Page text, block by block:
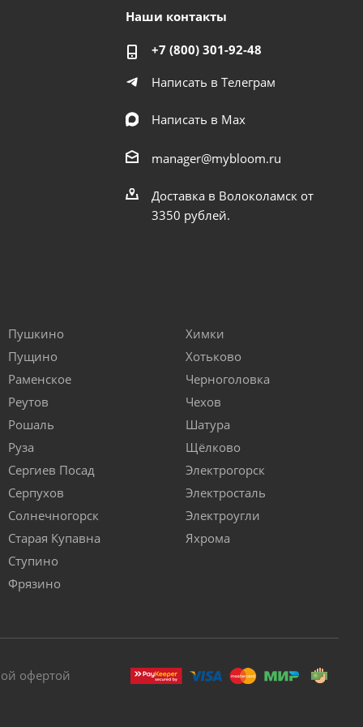
Наши контакты
+7 (800) 301-92-48
Написать в Телеграм
Написать в Мах
manager@mybloom.ru
Доставка в Волоколамск от
3350 рублей.
Пушкино
Пущино
Раменское
Реутов
Рошаль
Руза
Сергиев Посад
Серпухов
Солнечногорск
Старая Купавна
Ступино
Фрязино
Химки
Хотьково
Черноголовка
Чехов
Шатура
Щёлково
Электрогорск
Электросталь
Электроугли
Яхрома
офертой